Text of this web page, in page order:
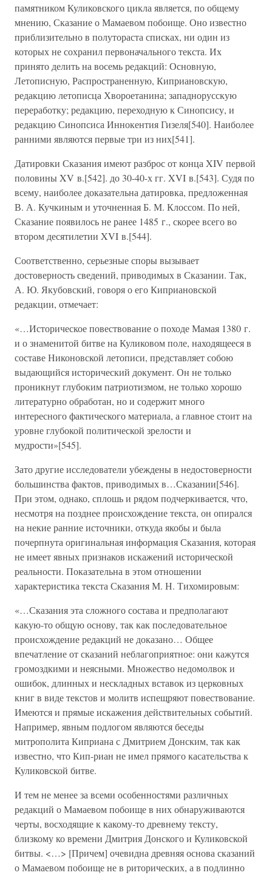
памятником Куликовского цикла является, по общему
мнению, Сказание о Мамаевом побоище. Оно известно
приблизительно в полутораста списках, ни один из
которых не сохранил первоначального текста. Их
принято делить на восемь редакций: Основную,
Летописную, Распространенную, Киприановскую,
редакцию летописца Хвороетанина; западнорусскую
переработку; редакцию, переходную к Синопсису, и
редакцию Синопсиса Иннокентия Гизеля[540]. Наиболее
ранними являются первые три из них[541].
Датировки Сказания имеют разброс от конца XIV первой
половины XV в.[542]. до 30-40-х гг. XVI в.[543]. Судя по
всему, наиболее доказательна датировка, предложенная
В. А. Кучкиным и уточненная Б. М. Клоссом. По ней,
Сказание появилось не ранее 1485 г., скорее всего во
втором десятилетии XVI в.[544].
Соответственно, серьезные споры вызывает
достоверность сведений, приводимых в Сказании. Так,
А. Ю. Якубовский, говоря о его Киприановской
редакции, отмечает:
«…Историческое повествование о походе Мамая 1380 г.
и о знаменитой битве на Куликовом поле, находящееся в
составе Никоновской летописи, представляет собою
выдающийся исторический документ. Он не только
проникнут глубоким патриотизмом, не только хорошо
литературно обработан, но и содержит много
интересного фактического материала, а главное стоит на
уровне глубокой политической зрелости и
мудрости»[545].
Зато другие исследователи убеждены в недостоверности
большинства фактов, приводимых в…Сказании[546].
При этом, однако, сплошь и рядом подчеркивается, что,
несмотря на позднее происхождение текста, он опирался
на некие ранние источники, откуда якобы и была
почерпнута оригинальная информация Сказания, которая
не имеет явных признаков искажений исторической
реальности. Показательна в этом отношении
характеристика текста Сказания М. Н. Тихомировым:
«…Сказания эта сложного состава и предполагают
какую-то общую основу, так как последовательное
происхождение редакций не доказано… Общее
впечатление от сказаний неблагоприятное: они кажутся
громоздкими и неясными. Множество недомолвок и
ошибок, длинных и нескладных вставок из церковных
книг в виде текстов и молитв испещряют повествование.
Имеются и прямые искажения действительных событий.
Например, явным подлогом являются беседы
митрополита Киприана с Дмитрием Донским, так как
известно, что Кип-риан не имел прямого касательства к
Куликовской битве.
И тем не менее за всеми особенностями различных
редакций о Мамаевом побоище в них обнаруживаются
черты, восходящие к какому-то древнему тексту,
близкому ко времени Дмитрия Донского и Куликовской
битвы. <…> [Причем] очевидна древняя основа сказаний
о Мамаевом побоище не в риторических, а в подлинно